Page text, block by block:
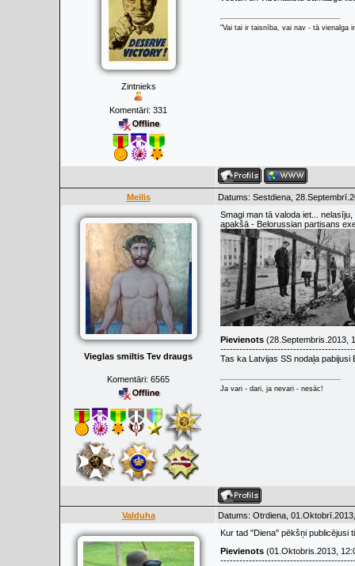
Zintnieks
Komentāri: 331
"Vai tai ir taisnība, vai nav - tā vienalga
Meilis Datums: Sestdiena,
Vieglas smiltis Tev draugs
Komentāri: 6565
Smagi man tā valoda iet...
apakšā - Belorussian partisans
Pievienots (28.Septembris.2013,
Tas ka Latvijas SS nodaļa
Ja vari - dari, ja nevari - nesāc!
Valduha Datums: Otrdiena,
Kur tad "Diena" pēkšņi publicējusi
Pievienots (01.Oktobris.2013,